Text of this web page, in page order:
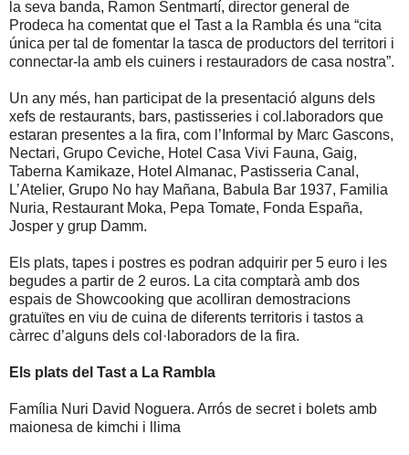
la seva banda, Ramon Sentmartí, director general de
Prodeca ha comentat que el Tast a la Rambla és una “cita
única per tal de fomentar la tasca de productors del territori i
connectar-la amb els cuiners i restauradors de casa nostra”.
Un any més, han participat de la presentació alguns dels
xefs de restaurants, bars, pastisseries i col.laboradors que
estaran presentes a la fira, com l’Informal by Marc Gascons,
Nectari, Grupo Ceviche, Hotel Casa Vivi Fauna, Gaig,
Taberna Kamikaze, Hotel Almanac, Pastisseria Canal,
L’Atelier, Grupo No hay Mañana, Babula Bar 1937, Familia
Nuria, Restaurant Moka, Pepa Tomate, Fonda España,
Josper y grup Damm.
Els plats, tapes i postres es podran adquirir per 5 euro i les
begudes a partir de 2 euros. La cita comptarà amb dos
espais de Showcooking que acolliran demostracions
gratuïtes en viu de cuina de diferents territoris i tastos a
càrrec d’alguns dels col·laboradors de la fira.
Els plats del Tast a La Rambla
Família Nuri David Noguera. Arrós de secret i bolets amb
maionesa de kimchi i llima